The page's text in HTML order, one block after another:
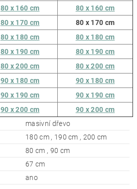
80 x 160 cm
80 x 160 cm
80 x 170 cm
80 x 170 cm
80 x 180 cm
80 x 180 cm
80 x 190 cm
80 x 190 cm
80 x 200 cm
80 x 200 cm
90 x 180 cm
90 x 180 cm
90 x 190 cm
90 x 190 cm
90 x 200 cm
90 x 200 cm
masivní dřevo
180 cm , 190 cm , 200 cm
80 cm , 90 cm
67 cm
ano